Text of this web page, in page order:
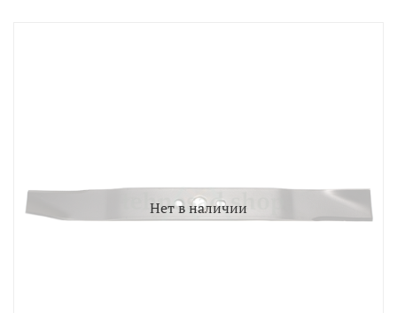
Нет в наличии